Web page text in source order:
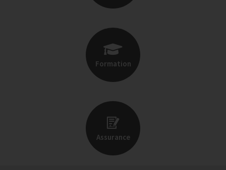
Formation
Assurance